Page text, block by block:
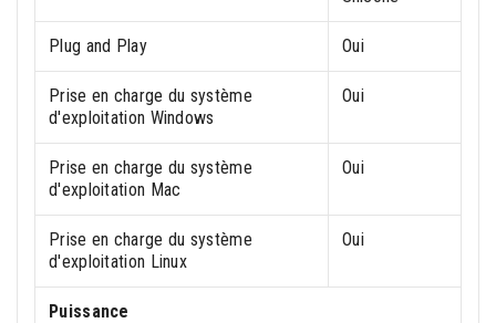
Plug and Play Oui
Prise en charge du système
d'exploitation Windows
Oui
Prise en charge du système
d'exploitation Mac
Oui
Prise en charge du système
d'exploitation Linux
Oui
Puissance